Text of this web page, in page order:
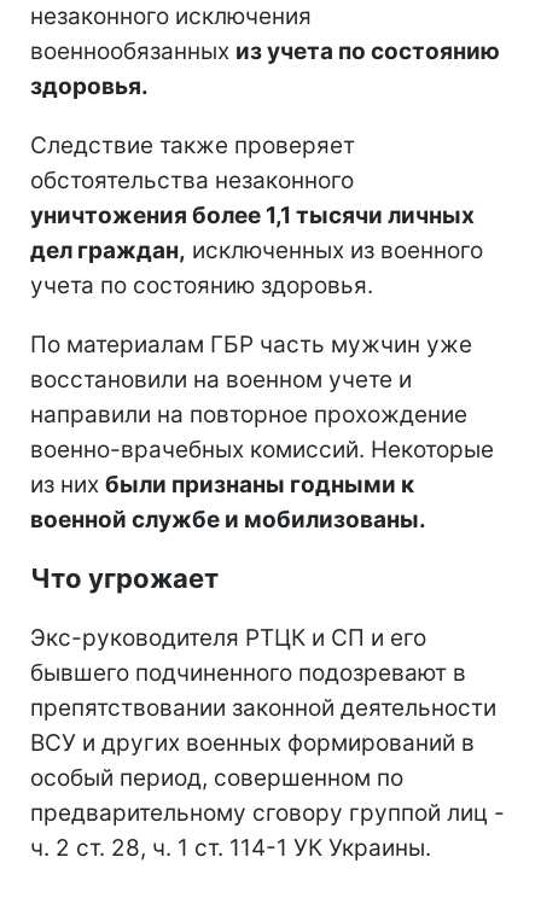
незаконного исключения
военнообязанных из учета по состоянию
здоровья.
Следствие также проверяет
обстоятельства незаконного
уничтожения более 1,1 тысячи личных
дел граждан, исключенных из военного
учета по состоянию здоровья.
По материалам ГБР часть мужчин уже
восстановили на военном учете и
направили на повторное прохождение
военно-врачебных комиссий. Некоторые
из них были признаны годными к
военной службе и мобилизованы.
Что угрожает
Экс-руководителя РТЦК и СП и его
бывшего подчиненного подозревают в
препятствовании законной деятельности
ВСУ и других военных формирований в
особый период, совершенном по
предварительному сговору группой лиц -
ч. 2 ст. 28, ч. 1 ст. 114-1 УК Украины.